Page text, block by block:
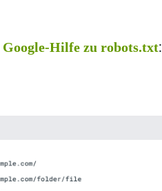
Google-Hilfe zu robots.txt: